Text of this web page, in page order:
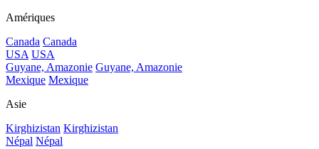
Amériques
Canada Canada
USA USA
Guyane, Amazonie Guyane, Amazonie
Mexique Mexique
Asie
Kirghizistan Kirghizistan
Népal Népal